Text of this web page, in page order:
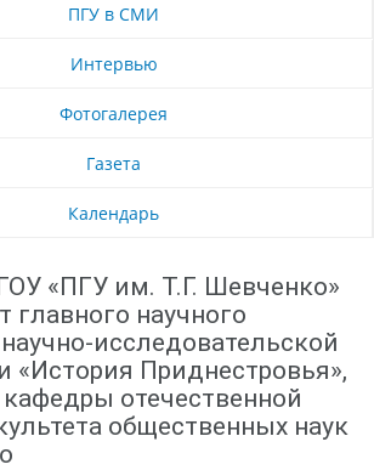
ПГУ в СМИ
Интервью
Фотогалерея
Газета
Календарь
«ПГУ им. Т.Г. Шевченко»
главного научного
исследовательской
«История Приднестровья»,
отечественной
общественных наук